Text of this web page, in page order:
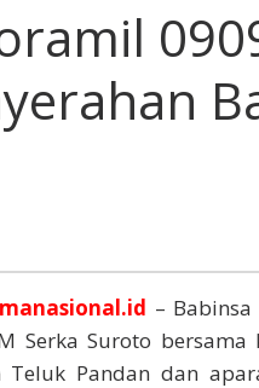
–
Serka Suroto
Teluk Pandan dan